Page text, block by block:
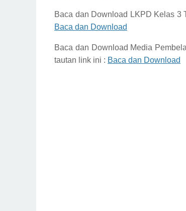
Baca dan Download LKPD Kelas 3
Baca dan Download
Baca dan Download Media
tautan link ini : Baca dan Download